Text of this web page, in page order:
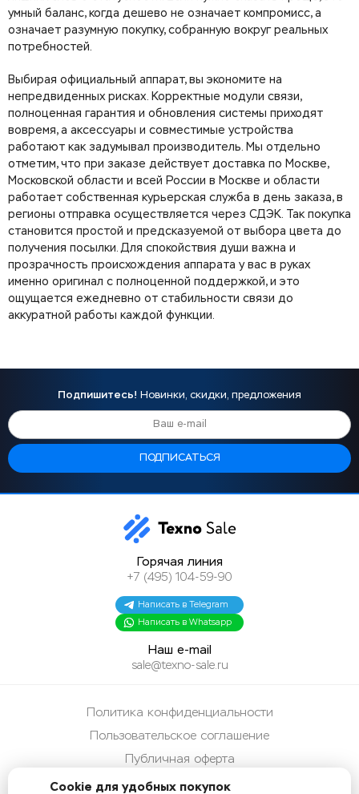
умный баланс, когда дешево не означает компромисс, а
означает разумную покупку, собранную вокруг реальных
потребностей.
Выбирая официальный аппарат, вы экономите на
непредвиденных рисках. Корректные модули связи,
полноценная гарантия и обновления системы приходят
вовремя, а аксессуары и совместимые устройства
работают как задумывал производитель. Мы отдельно
отметим, что при заказе действует доставка по Москве,
Московской области и всей России в Москве и области
работает собственная курьерская служба в день заказа, в
регионы отправка осуществляется через СДЭК. Так покупка
становится простой и предсказуемой от выбора цвета до
получения посылки. Для спокойствия души важна и
прозрачность происхождения аппарата у вас в руках
именно оригинал с полноценной поддержкой, и это
ощущается ежедневно от стабильности связи до
аккуратной работы каждой функции.
Подпишитесь! Новинки, скидки, предложения
Горячая линия
+7 (495) 104-59-90
Написать в Telegram
Написать в Whatsapp
Наш e-mail
sale@texno-sale.ru
Политика конфиденциальности
Пользовательское соглашение
Публичная оферта
Способы оплаты
Cookie для удобных покупок